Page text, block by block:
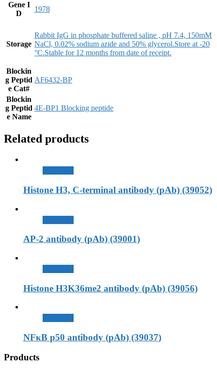
Gene I
D
1978
Storage
Rabbit IgG in phosphate buffered saline , pH 7.4, 150mM
NaCl, 0.02% sodium azide and 50% glycerol.Store at -20
°C.Stable for 12 months from date of receipt.
Blockin
g Peptid
e Cat#
AF6432-BP
Blockin
g Peptid
e Name
4E-BP1 Blocking peptide
Related products
Histone H3, C-terminal antibody (pAb) (39052)
AP-2 antibody (pAb) (39001)
Histone H3K36me2 antibody (pAb) (39056)
NFκB p50 antibody (pAb) (39037)
Products